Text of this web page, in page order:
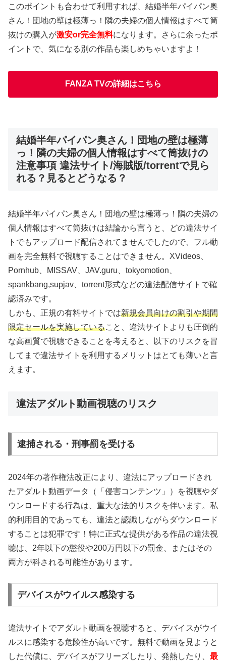
このポイントも合わせて利用すれば、結婚半年パイパン奥
さん！団地の壁は極薄っ！隣の夫婦の個人情報はすべて筒
抜けの購入が激安or完全無料になります。さらに余ったポ
イントで、気になる別の作品も楽しめちゃいますよ！
FANZA TVの詳細はこちら
結婚半年パイパン奥さん！団地の壁は極薄
っ！隣の夫婦の個人情報はすべて筒抜けの
注意事項 違法サイト/海賊版/torrentで見ら
れる？見るとどうなる？
結婚半年パイパン奥さん！団地の壁は極薄っ！隣の夫婦の
個人情報はすべて筒抜けは結論から言うと、どの違法サイ
トでもアップロード配信されてませんでしたので、フル動
画を完全無料で視聴することはできません。XVideos、
Pornhub、MISSAV、JAV.guru、tokyomotion、
spankbang,supjav、torrent形式などの違法配信サイトで確
認済みです。
しかも、正規の有料サイトでは新規会員向けの割引や期間
限定セールを実施していること、違法サイトよりも圧倒的
な高画質で視聴できることを考えると、以下のリスクを冒
してまで違法サイトを利用するメリットはとても薄いと言
えます。
違法アダルト動画視聴のリスク
逮捕される・刑事罰を受ける
2024年の著作権法改正により、違法にアップロードされ
たアダルト動画データ（「侵害コンテンツ」）を視聴やダ
ウンロードする行為は、重大な法的リスクを伴います。私
的利用目的であっても、違法と認識しながらダウンロード
することは犯罪です！特に正式な提供がある作品の違法視
聴は、2年以下の懲役や200万円以下の罰金、またはその
両方が科される可能性があります。
デバイスがウイルス感染する
違法サイトでアダルト動画を視聴すると、デバイスがウイ
ルスに感染する危険性が高いです。無料で動画を見ようと
した代償に、デバイスがフリーズしたり、発熱したり、 最